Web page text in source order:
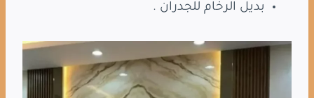
بديل الرخام للجدران .